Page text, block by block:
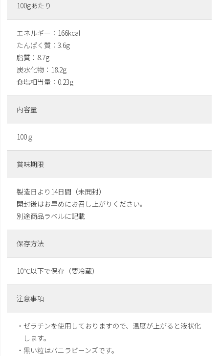
100gあたり
エネルギー：166kcal
たんぱく質：3.6g
脂質：8.7g
炭水化物：18.2g
食塩相当量：0.23g
内容量
100ｇ
賞味期限
製造日より14日間（未開封）
開封後はお早めにお召し上がりください。
別途商品ラベルに記載
保存方法
10℃以下で保存（要冷蔵）
注意事項
・ゼラチンを使用しておりますので、温度が上がると液状化
します。
・黒い粒はバニラビーンズです。